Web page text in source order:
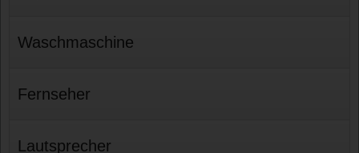
Waschmaschine
Fernseher
Lautsprecher